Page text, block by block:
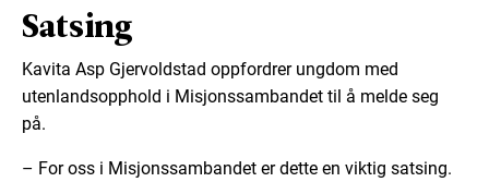
Satsing
Kavita Asp Gjervoldstad oppfordrer ungdom med
utenlandsopphold i Misjonssambandet til å melde seg
på.
– For oss i Misjonssambandet er dette en viktig satsing.